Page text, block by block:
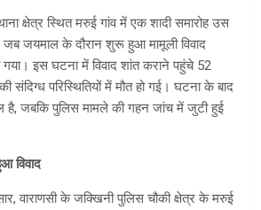
क्षेत्र स्थित मरुई गांव में एक शादी समारोह उस
जयमाल के दौरान शुरू हुआ मामूली विवाद
इस घटना में विवाद शांत कराने पहुंचे 52
की संदिग्ध परिस्थितियों में मौत हो गई। घटना के बाद
है, जबकि पुलिस मामले की गहन जांच में जुटी हुई
विवाद
वाराणसी के जक्खिनी पुलिस चौकी क्षेत्र के मरुई